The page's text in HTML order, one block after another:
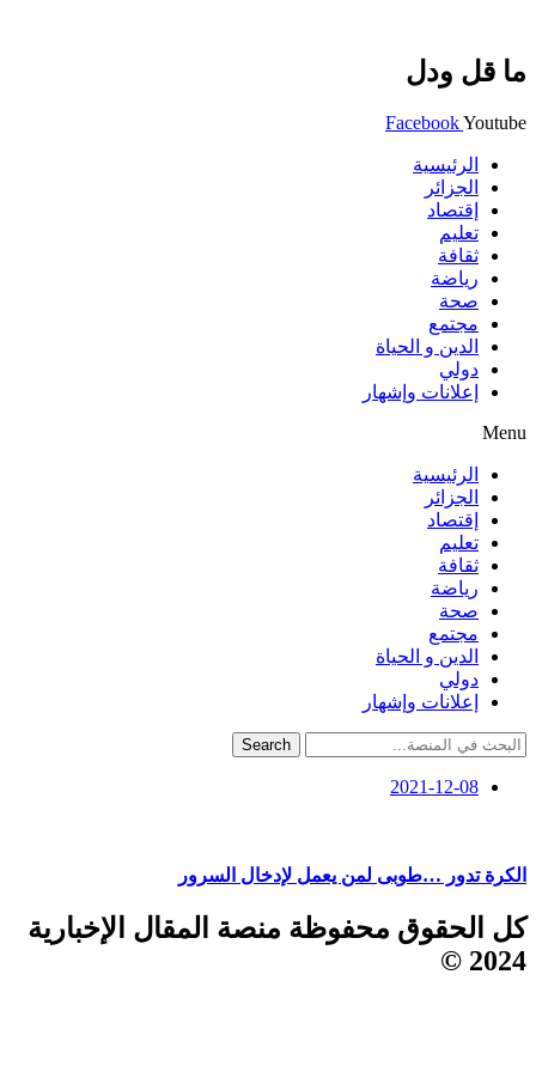
ما قل ودل
FacebookYoutube
الرئيسية
الجزائر
إقتصاد
تعليم
ثقافة
رياضة
صحة
مجتمع
الدين و الحياة
دولي
إعلانات وإشهار
Menu
الرئيسية
الجزائر
إقتصاد
تعليم
ثقافة
رياضة
صحة
مجتمع
الدين و الحياة
دولي
إعلانات وإشهار
Search
2021-12-08
الكرة تدور …طوبى لمن يعمل لإدخال السرور
كل الحقوق محفوظة منصة المقال الإخبارية
2024 ©